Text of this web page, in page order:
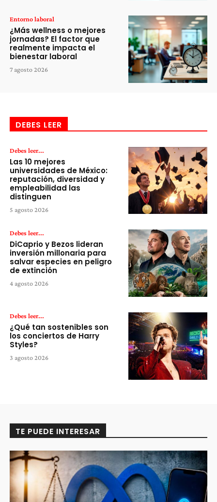
Entorno laboral
¿Más wellness o mejores
jornadas? El factor que
realmente impacta el
bienestar laboral
7 agosto 2026
DEBES LEER
Debes leer...
Las 10 mejores
universidades de México:
reputación, diversidad y
empleabilidad las
distinguen
5 agosto 2026
Debes leer...
DiCaprio y Bezos lideran
inversión millonaria para
salvar especies en peligro
de extinción
4 agosto 2026
Debes leer...
¿Qué tan sostenibles son
los conciertos de Harry
Styles?
3 agosto 2026
TE PUEDE INTERESAR